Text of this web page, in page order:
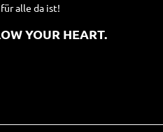
alle da ist!
YOUR HEART.